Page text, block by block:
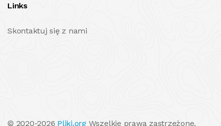
Links
Skontaktuj się z nami
© 2020-2026 Pliki.orgWszelkie prawa zastrzeżone.